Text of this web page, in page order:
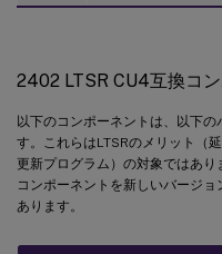
2402 LTSR CU4互換コ
以下のコンポーネントは、以下の
す。これらはLTSRのメリット（
更新プログラム）の対象ではあ
コンポーネントを新しいバージ
あります。